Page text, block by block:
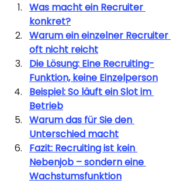
Was macht ein Recruiter
konkret?
Warum ein einzelner Recruiter
oft nicht reicht
Die Lösung: Eine Recruiting-
Funktion, keine Einzelperson
Beispiel: So läuft ein Slot im
Betrieb
Warum das für Sie den
Unterschied macht
Fazit: Recruiting ist kein
Nebenjob – sondern eine
Wachstumsfunktion